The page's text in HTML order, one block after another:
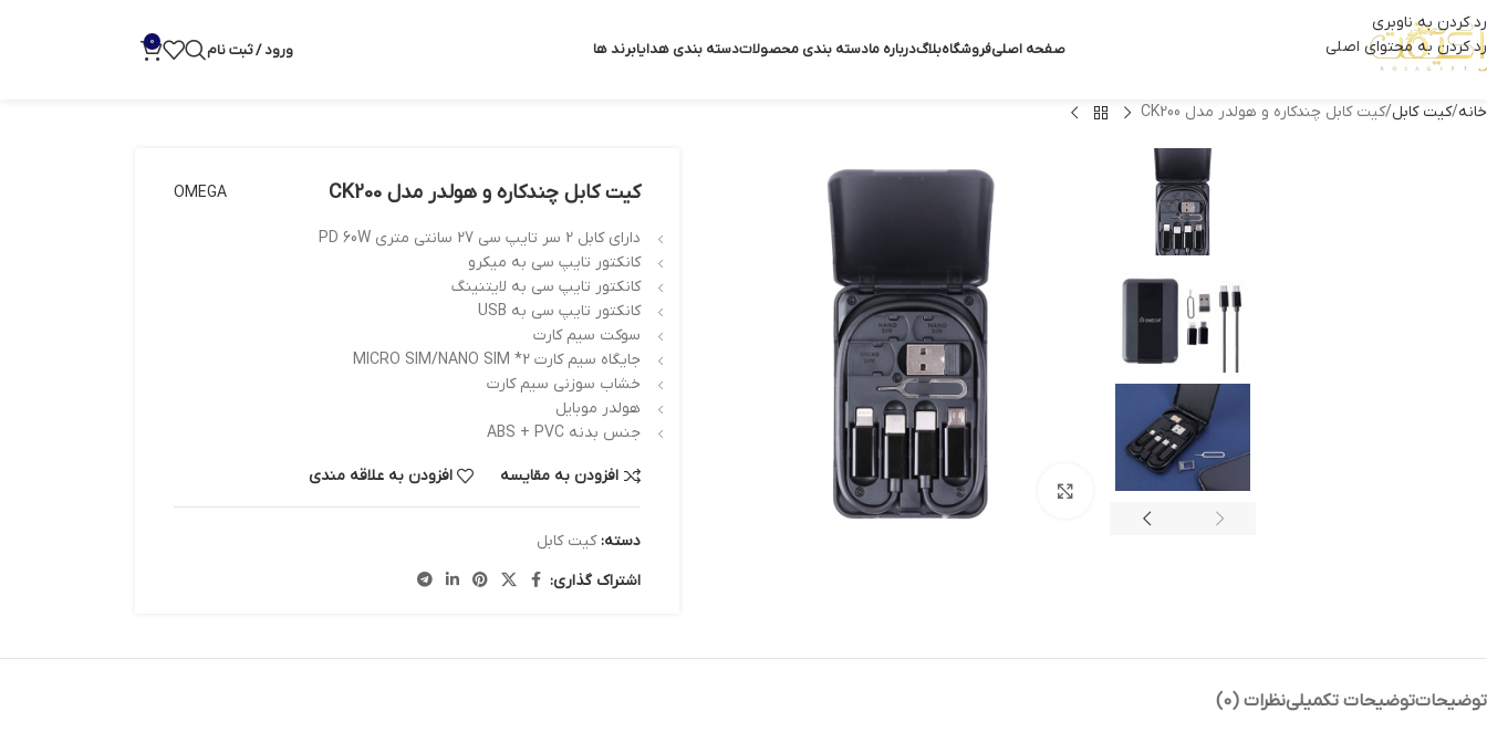
رد کردن به ناوبری
رد کردن به محتوای اصلی
صفحه اصلیفروشگاهبلاگدرباره مادسته بندی محصولاتدسته بندی هدایابرند ها ورود / ثبت نام 0
خانه کیت کابل کیت کابل چندکاره و هولدر مدل CK200
بزرگنمایی تصویر
OMEGA کیت کابل چندکاره و هولدر مدل CK200
دارای کابل 2 سر تایپ سی 27 سانتی متری PD 60W
کانکتور تایپ سی به میکرو
کانکتور تایپ سی به لایتنینگ
کانکتور تایپ سی به USB
سوکت سیم کارت
جایگاه سیم کارت MICRO SIM/NANO SIM *2
خشاب سوزنی سیم کارت
هولدر موبایل
جنس بدنه ABS + PVC
افزودن به مقایسه افزودن به علاقه مندی
دسته: کیت کابل
اشتراک گذاری:
توضیحاتتوضیحات تکمیلینظرات (0)